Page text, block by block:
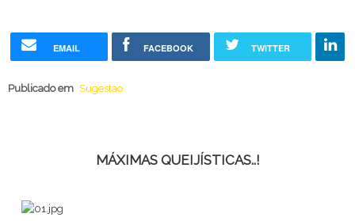
EMAIL FACEBOOK TWITTER
Publicado em Sugestao
MÁXIMAS QUEIJÍSTICAS..!